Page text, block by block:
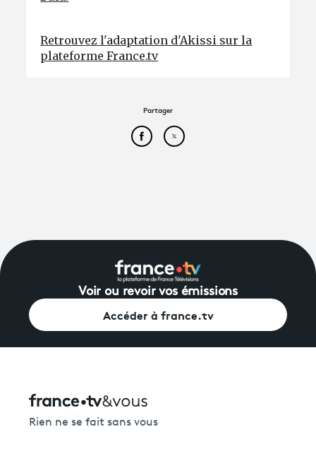
Retrouvez l'adaptation d'Akissi sur la
plateforme France.tv
Partager
Partager cet article sur
Partager cet article sur
Voir ou revoir vos émissions
Accéder à france.tv
Rien ne se fait sans vous